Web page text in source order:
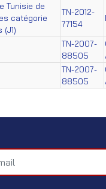
Tunisie de
catégorie
TN-2012-
77154
TN-2007-
88505
TN-2007-
88505